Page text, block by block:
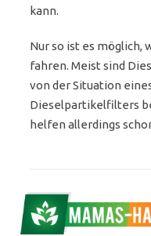
kann.
Nur so ist es
fahren. Meist sind
von der Situation
Dieselpartikelfilters
helfen allerdings